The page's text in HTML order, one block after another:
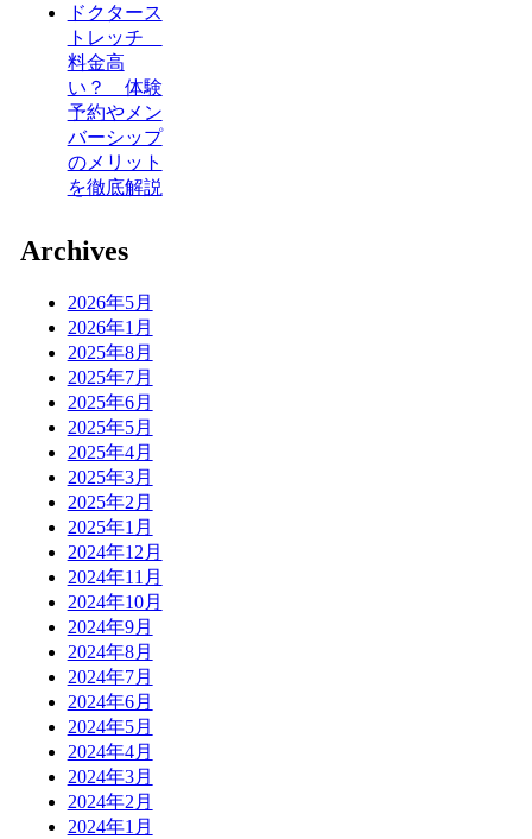
ドクタース
トレッチ
料金高
い？ 体験
予約やメン
バーシップ
のメリット
を徹底解説
Archives
2026年5月
2026年1月
2025年8月
2025年7月
2025年6月
2025年5月
2025年4月
2025年3月
2025年2月
2025年1月
2024年12月
2024年11月
2024年10月
2024年9月
2024年8月
2024年7月
2024年6月
2024年5月
2024年4月
2024年3月
2024年2月
2024年1月